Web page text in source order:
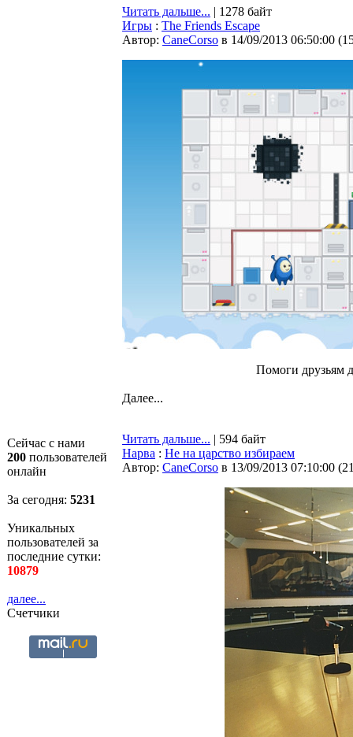
Сейчас с нами
200 пользователей
онлайн
За сегодня: 5232
Уникальных
пользователей за
последние сутки:
10879
далее...
Счетчики
Читать дальше... | 1278 байт
Игры : The Friends Escape
Автор: CaneCorso в 14/09/2013 06:50:00 (
Помоги друзьям
Далее...
Читать дальше... | 594 байт
Нарва : Не на царство избираем
Автор: CaneCorso в 13/09/2013 07:10:00 (